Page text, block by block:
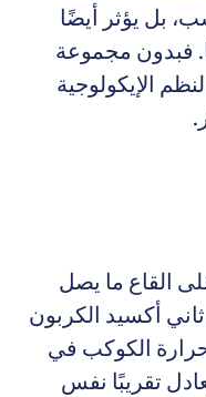
بل يؤثر أيضًا
فبدون مجموعة
الإيكولوجية
ما يصل
أكسيد الكربون
الكوكب في
تقريبًا نفس